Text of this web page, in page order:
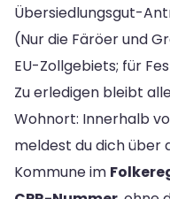
Übersiedlungsgut-
(Nur die Färöer und
EU-Zollgebiets; für
Zu erledigen bleibt
Wohnort: Innerhalb
meldest du dich über
Kommune im